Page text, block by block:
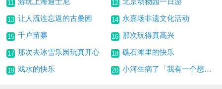
11 12
13 让人流连忘返的古桑园 14 永嘉场非遗文化活动
15 千户苗寨 16 那次玩得真高兴
17 那次去冰雪乐园玩真开心 18 礁石滩里的快乐
19 戏水的快乐 20 小河生病了「我有一个想法」